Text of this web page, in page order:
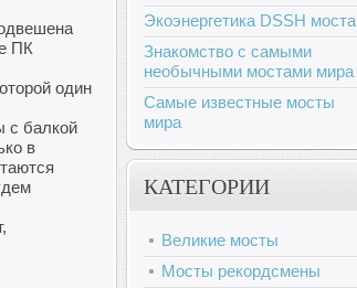
ПК
один
с балкой
в
Экоэнергетика DSSH моста
Знакомство с самыми
необычными мостами мира
Самые известные мосты
мира
КАТЕГОРИИ
Великие мосты
Мосты рекордсмены